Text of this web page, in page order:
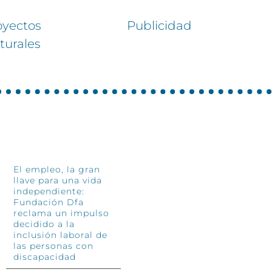
Publicidad
El empleo, la gran
llave para una vida
independiente:
Fundación Dfa
reclama un impulso
decidido a la
inclusión laboral de
las personas con
discapacidad